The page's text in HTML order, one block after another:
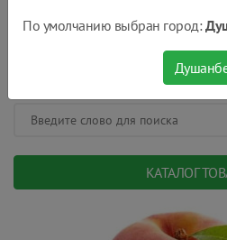
КАТАЛОГ
По умолчанию выбран город: